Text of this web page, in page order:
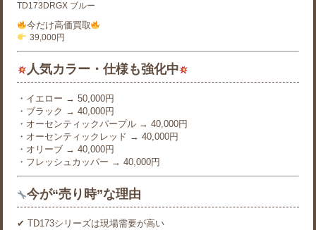
TD173DRGX ブルー
今だけ高価買取
39,000円
人気カラー・仕様も強化中
・イエロー → 50,000円
・ブラック → 40,000円
・オーセンティックパープル → 40,000円
・オーセンティックレッド → 40,000円
・オリーブ → 40,000円
・フレッシュカッパー → 40,000円
今が“売り時”な理由
✔ TD173シリーズは現場需要が高い